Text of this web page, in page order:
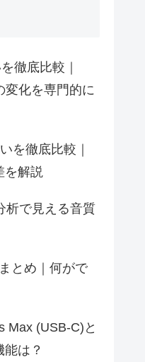
徹底比較｜
変化を専門的に
を徹底比較｜
を解説
析で見える音質
とめ｜何がで
Max (USB-C)と
は？